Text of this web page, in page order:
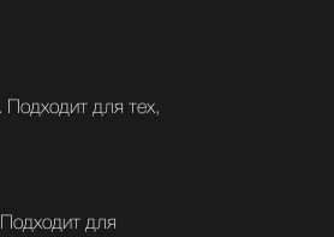
для тех,
для